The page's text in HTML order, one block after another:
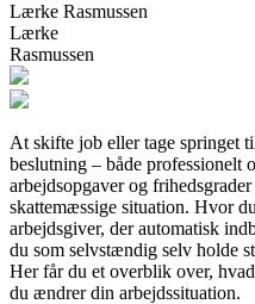
Lærke Rasmussen
Lærke
Rasmussen
At skifte job eller tage springet
beslutning – både professionelt
arbejdsopgaver og
skattemæssige situation. Hvor
arbejdsgiver, der automatisk
du som selvstændig selv holde
Her får du et overblik over,
du ændrer din arbejdssituation.